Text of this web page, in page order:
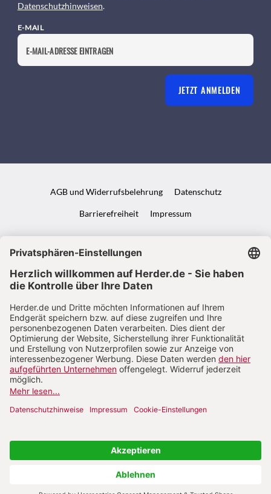
Datenschutzhinweisen.
E-MAIL
JETZT ANMELDEN
AGB und Widerrufsbelehrung Datenschutz
Barrierefreiheit Impressum
VERTRAG WIDERRUFEN